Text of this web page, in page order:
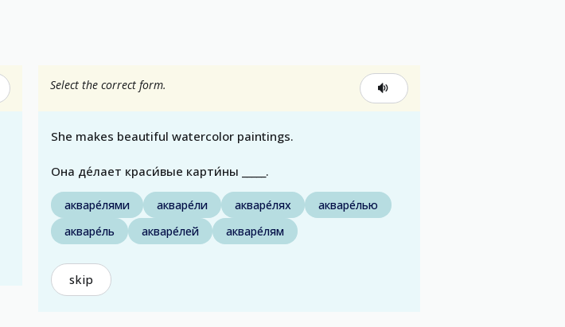
Select the correct form.
She makes beautiful watercolor paintings.
Она де́лает краси́вые карти́ны _____.
акваре́лями акваре́ли акваре́лях
акваре́лью
акваре́ль
акваре́лей акваре́лям
skip